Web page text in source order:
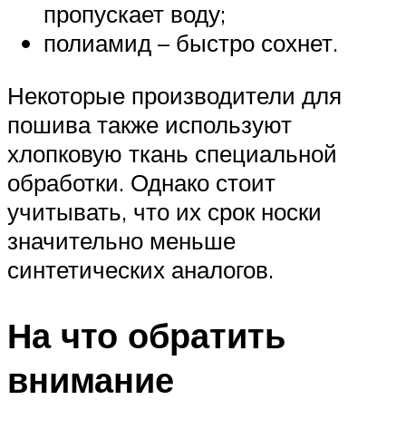
пропускает воду;
полиамид – быстро сохнет.
Некоторые производители для
пошива также используют
хлопковую ткань специальной
обработки. Однако стоит
учитывать, что их срок носки
значительно меньше
синтетических аналогов.
На что обратить
внимание